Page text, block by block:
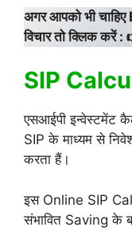
अगर आपको भी
विचार तो क्लिक करें :
SIP
एसआईपी इन्वेस्टमेंट
SIP के माध्यम से
करता हैं।
इस Online SIP
संभावित Saving के